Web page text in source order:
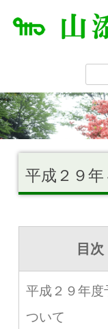
平成２９
目次
平成２９年度
ついて